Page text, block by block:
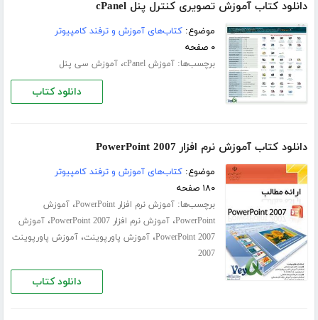
دانلود کتاب آموزش تصویری کنترل پنل cPanel
موضوع:کتاب‌های آموزش و ترفند کامپیوتر
۰ صفحه
برچسب‌ها:آموزش cPanel ،آموزش سی پنل
دانلود کتاب
دانلود کتاب آموزش نرم افزار PowerPoint 2007
موضوع:کتاب‌های آموزش و ترفند کامپیوتر
۱۸۰ صفحه
برچسب‌ها:آموزش نرم افزار PowerPoint ،آموزش
PowerPoint،آموزش نرم افزار PowerPoint 2007 ،آموزش
PowerPoint 2007،آموزش پاورپوینت،آموزش پاورپوینت
2007
دانلود کتاب